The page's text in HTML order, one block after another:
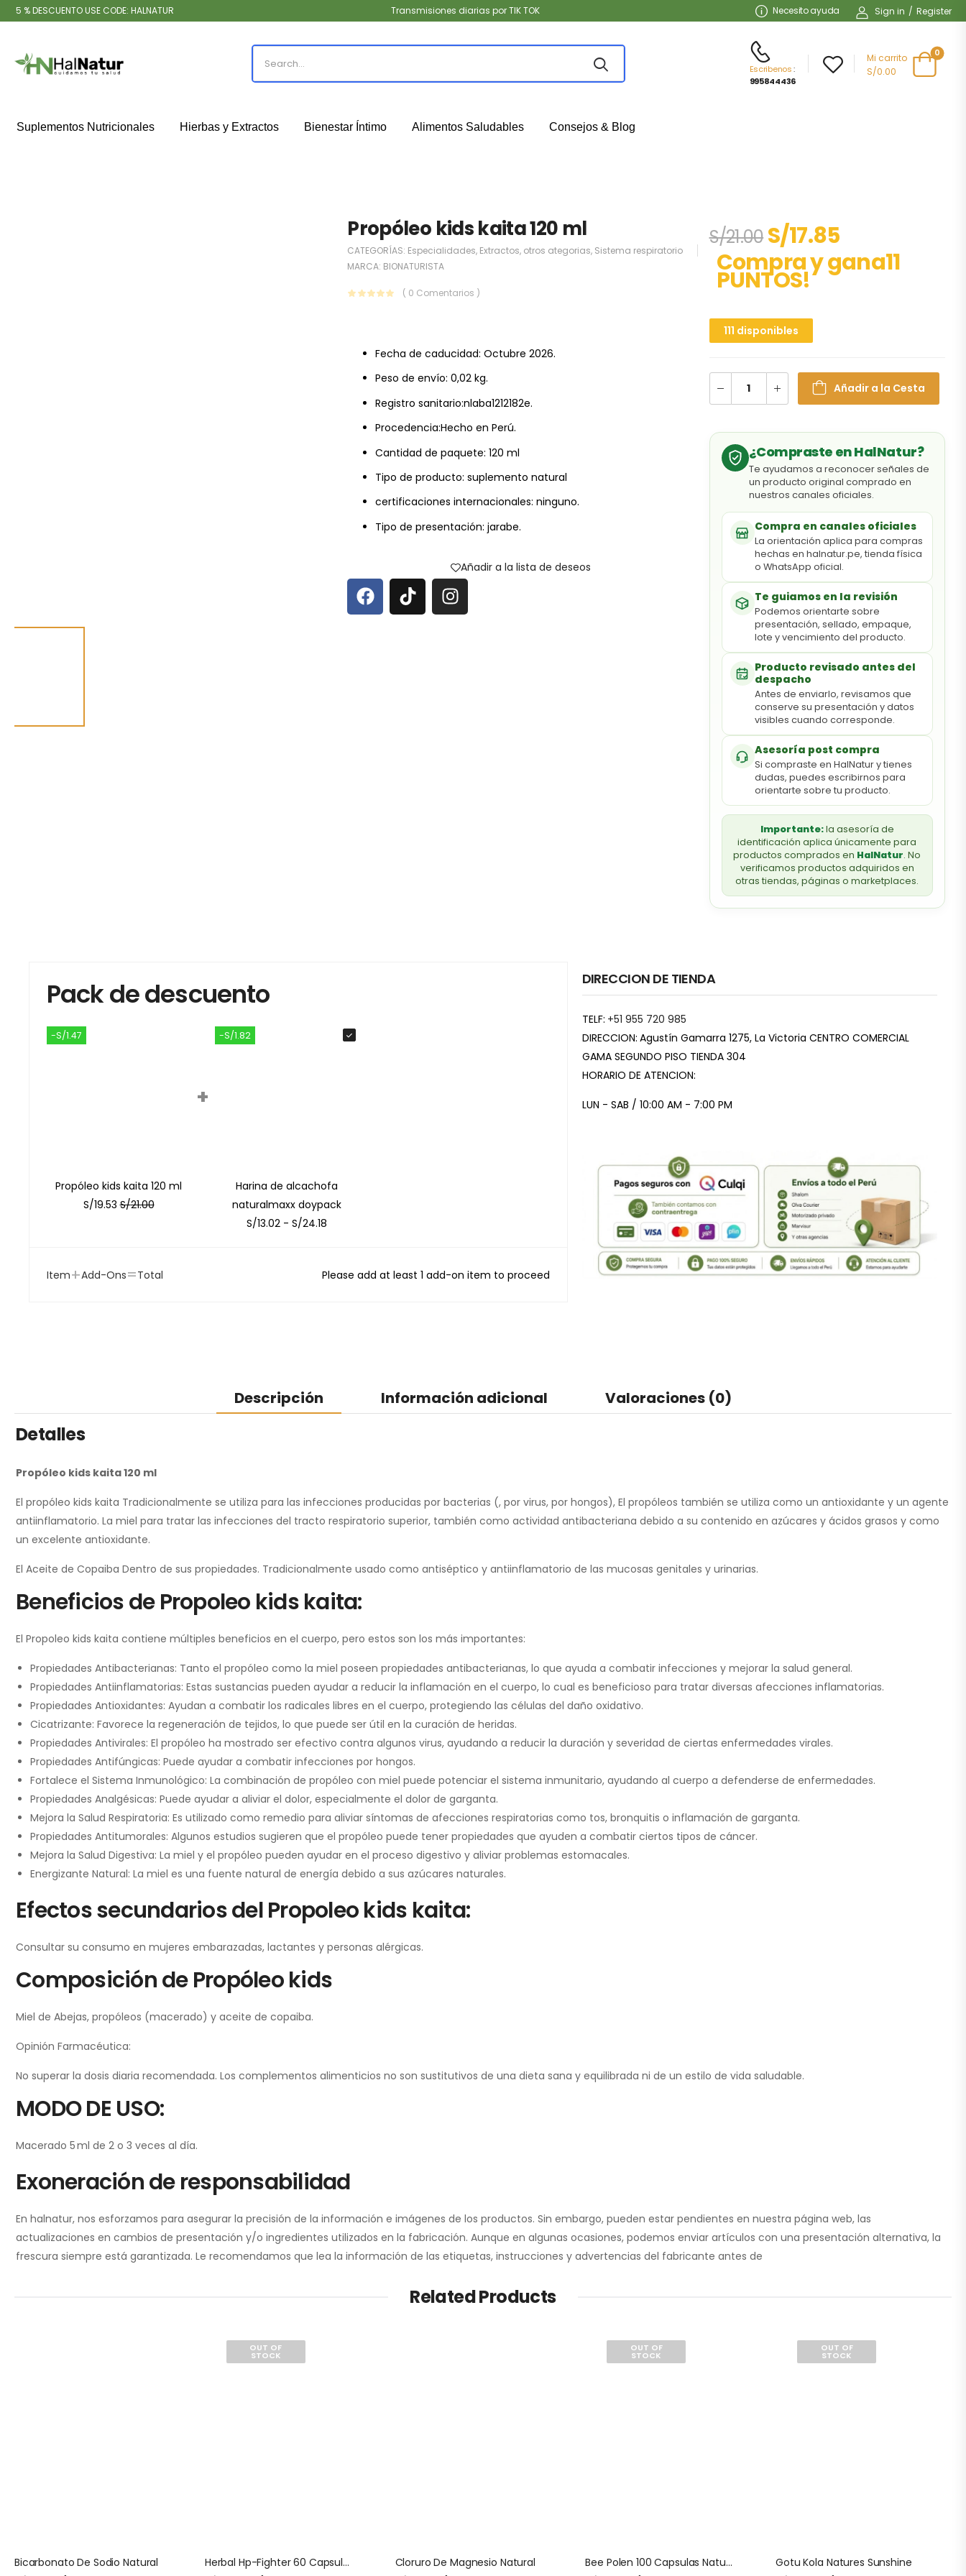
5 % DESCUENTO USE CODE: HALNATUR Transmisiones diarias por TIK TOK Necesito ayuda Sign in / Register
Escribenos:
995844436
Mi carrito
S/0.00
0
Suplementos Nutricionales Hierbas y Extractos Bienestar Íntimo Alimentos Saludables Consejos & Blog
Propóleo kids kaita 120 ml
CATEGORÍAS: Especialidades, Extractos, otros ategorias, Sistema respiratorio
MARCA: BIONATURISTA
( 0 Comentarios )
Fecha de caducidad: Octubre 2026.
Peso de envío: 0,02 kg.
Registro sanitario:nlaba1212182e.
Procedencia:Hecho en Perú.
Cantidad de paquete: 120 ml
Tipo de producto: suplemento natural
certificaciones internacionales: ninguno.
Tipo de presentación: jarabe.
Añadir a la lista de deseos
S/21.00 S/17.85
Compra y gana11
PUNTOS!
111 disponibles
Añadir a la Cesta
¿Compraste en HalNatur?
Te ayudamos a reconocer señales de
un producto original comprado en
nuestros canales oficiales.
Compra en canales oficiales
La orientación aplica para compras
hechas en halnatur.pe, tienda física
o WhatsApp oficial.
Te guiamos en la revisión
Podemos orientarte sobre
presentación, sellado, empaque,
lote y vencimiento del producto.
Producto revisado antes del
despacho
Antes de enviarlo, revisamos que
conserve su presentación y datos
visibles cuando corresponde.
Asesoría post compra
Si compraste en HalNatur y tienes
dudas, puedes escribirnos para
orientarte sobre tu producto.
Importante:la asesoría de
identificación aplica únicamente para
productos comprados en HalNatur. No
verificamos productos adquiridos en
otras tiendas, páginas o marketplaces.
Pack de descuento
-S/1.47
Propóleo kids kaita 120 ml
S/19.53 S/21.00
+
-S/1.82
Harina de alcachofa
naturalmaxx doypack
S/13.02 - S/24.18
Item+Add-Ons=Total Please add at least 1 add-on item to proceed
DIRECCION DE TIENDA
TELF: +51 955 720 985
DIRECCION: Agustín Gamarra 1275, La Victoria CENTRO COMERCIAL
GAMA SEGUNDO PISO TIENDA 304
HORARIO DE ATENCION:
LUN - SAB / 10:00 AM - 7:00 PM
Descripción Información adicional Valoraciones (0)
Detalles
Propóleo kids kaita 120 ml
El propóleo kids kaita Tradicionalmente se utiliza para las infecciones producidas por bacterias (, por virus, por hongos), El propóleos también se utiliza como un antioxidante y un agente
antiinflamatorio. La miel para tratar las infecciones del tracto respiratorio superior, también como actividad antibacteriana debido a su contenido en azúcares y ácidos grasos y como
un excelente antioxidante.
El Aceite de Copaiba Dentro de sus propiedades. Tradicionalmente usado como antiséptico y antiinflamatorio de las mucosas genitales y urinarias.
Beneficios de Propoleo kids kaita:
El Propoleo kids kaita contiene múltiples beneficios en el cuerpo, pero estos son los más importantes:
Propiedades Antibacterianas: Tanto el propóleo como la miel poseen propiedades antibacterianas, lo que ayuda a combatir infecciones y mejorar la salud general.
Propiedades Antiinflamatorias: Estas sustancias pueden ayudar a reducir la inflamación en el cuerpo, lo cual es beneficioso para tratar diversas afecciones inflamatorias.
Propiedades Antioxidantes: Ayudan a combatir los radicales libres en el cuerpo, protegiendo las células del daño oxidativo.
Cicatrizante: Favorece la regeneración de tejidos, lo que puede ser útil en la curación de heridas.
Propiedades Antivirales: El propóleo ha mostrado ser efectivo contra algunos virus, ayudando a reducir la duración y severidad de ciertas enfermedades virales.
Propiedades Antifúngicas: Puede ayudar a combatir infecciones por hongos.
Fortalece el Sistema Inmunológico: La combinación de propóleo con miel puede potenciar el sistema inmunitario, ayudando al cuerpo a defenderse de enfermedades.
Propiedades Analgésicas: Puede ayudar a aliviar el dolor, especialmente el dolor de garganta.
Mejora la Salud Respiratoria: Es utilizado como remedio para aliviar síntomas de afecciones respiratorias como tos, bronquitis o inflamación de garganta.
Propiedades Antitumorales: Algunos estudios sugieren que el propóleo puede tener propiedades que ayuden a combatir ciertos tipos de cáncer.
Mejora la Salud Digestiva: La miel y el propóleo pueden ayudar en el proceso digestivo y aliviar problemas estomacales.
Energizante Natural: La miel es una fuente natural de energía debido a sus azúcares naturales.
Efectos secundarios del Propoleo kids kaita:
Consultar su consumo en mujeres embarazadas, lactantes y personas alérgicas.
Composición de Propóleo kids
Miel de Abejas, propóleos (macerado) y aceite de copaiba.
Opinión Farmacéutica:
No superar la dosis diaria recomendada. Los complementos alimenticios no son sustitutivos de una dieta sana y equilibrada ni de un estilo de vida saludable.
MODO DE USO:
Macerado 5 ml de 2 o 3 veces al día.
Exoneración de responsabilidad
En halnatur, nos esforzamos para asegurar la precisión de la información e imágenes de los productos. Sin embargo, pueden estar pendientes en nuestra página web, las
actualizaciones en cambios de presentación y/o ingredientes utilizados en la fabricación. Aunque en algunas ocasiones, podemos enviar artículos con una presentación alternativa, la
frescura siempre está garantizada. Le recomendamos que lea la información de las etiquetas, instrucciones y advertencias del fabricante antes de
Related Products
Bicarbonato De Sodio Natural
OUT OF
STOCK
Herbal Hp-Fighter 60 Capsulas Natures Sunshine Cloruro De Magnesio Natural
OUT OF
STOCK
Bee Polen 100 Capsulas Natures Sunshine
OUT OF
STOCK
Gotu Kola Natures Sunshine